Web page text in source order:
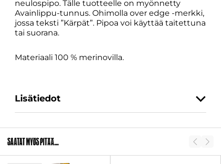
neulospipo. Tälle tuotteelle on myönnetty
Avainlippu-tunnus. Ohimolla over edge -merkki,
jossa teksti ”Kärpät”. Pipoa voi käyttää taitettuna
tai suorana.
Materiaali 100 % merinovilla.
Lisätiedot
SKU 2011375
Saatat myös pitää...